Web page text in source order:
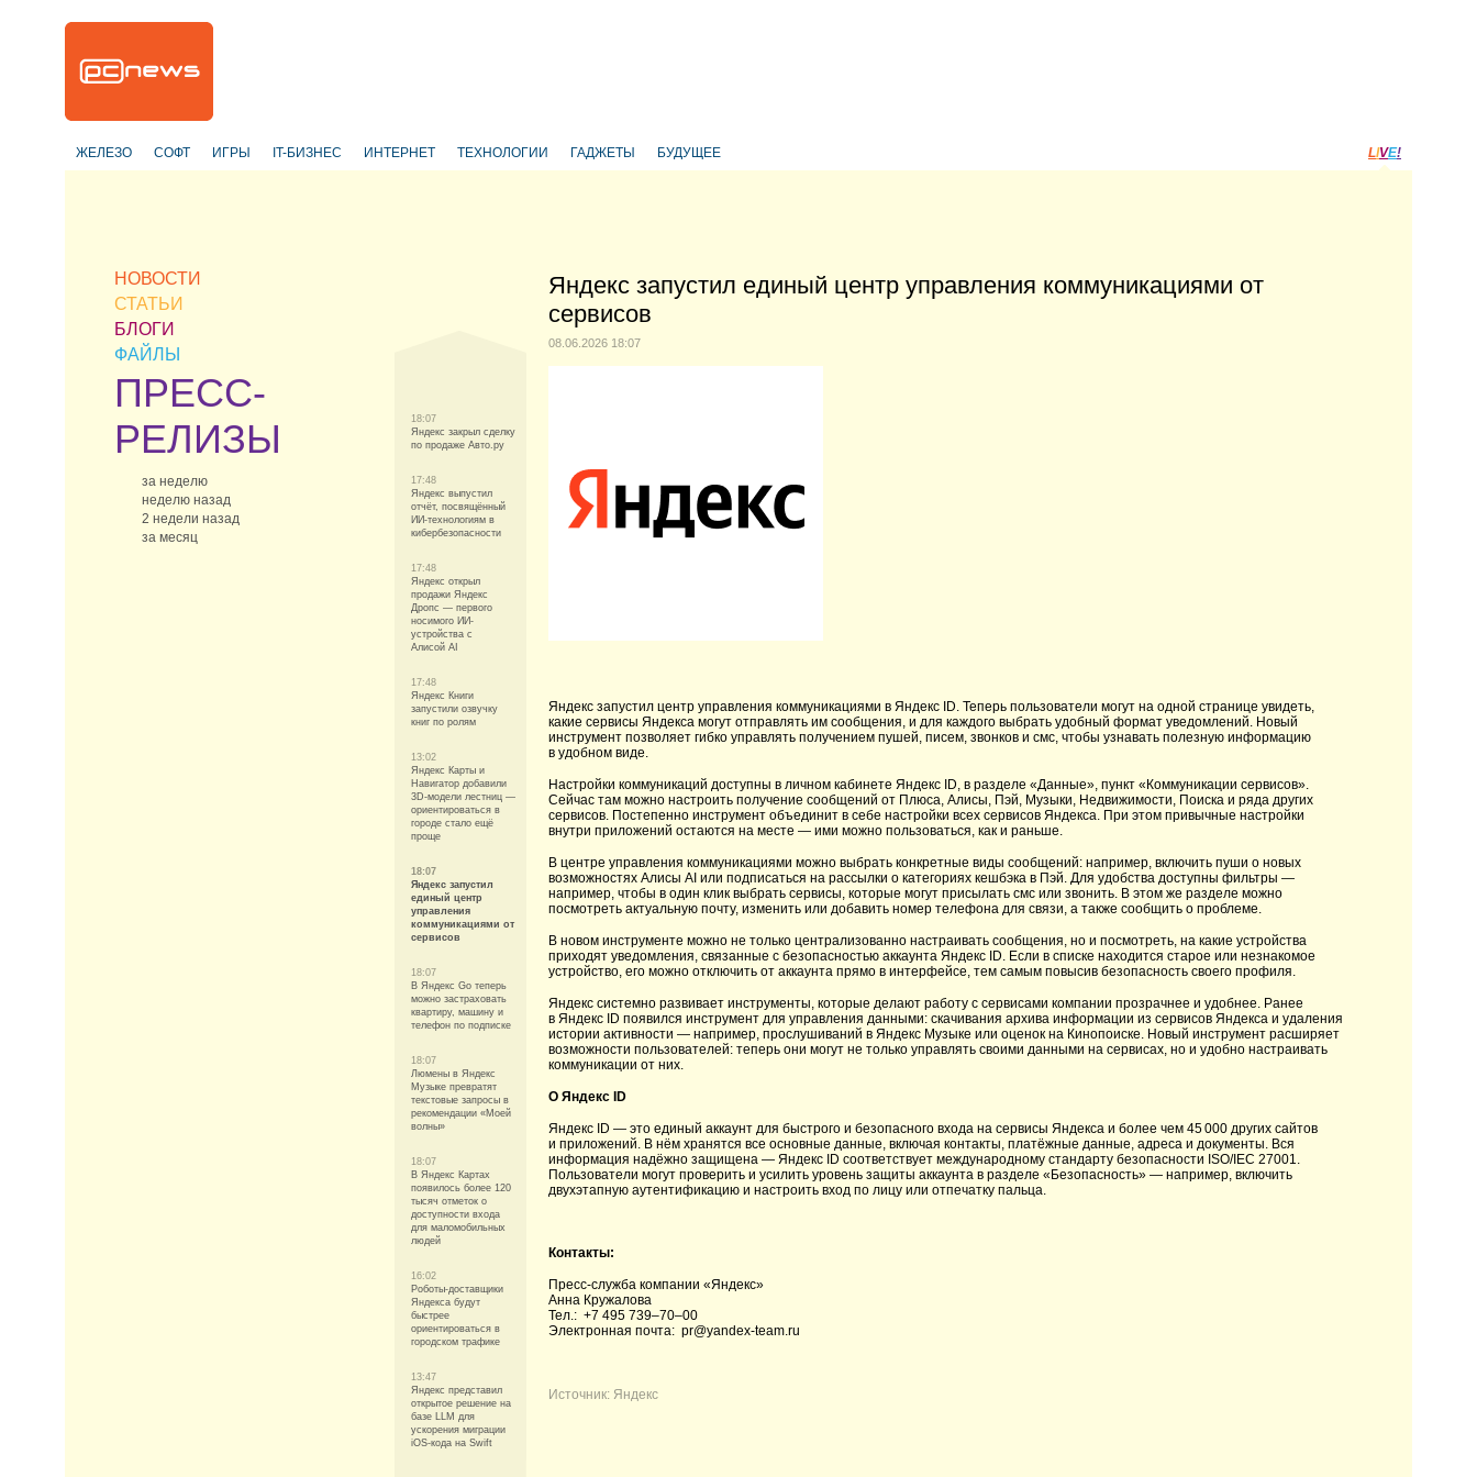
ЖЕЛЕЗО СОФТ ИГРЫ IT-БИЗНЕС ИНТЕРНЕТ ТЕХНОЛОГИИ ГАДЖЕТЫ БУДУЩЕЕ LIVE!
НОВОСТИ
СТАТЬИ
БЛОГИ
ФАЙЛЫ
ПРЕСС-
РЕЛИЗЫ
за неделю
неделю назад
2 недели назад
за месяц
18:07
Яндекс закрыл сделку
по продаже Авто.ру
17:48
Яндекс выпустил
отчёт, посвящённый
ИИ-технологиям в
кибербезопасности
17:48
Яндекс открыл
продажи Яндекс
Дропс — первого
носимого ИИ-
устройства с
Алисой AI
17:48
Яндекс Книги
запустили озвучку
книг по ролям
13:02
Яндекс Карты и
Навигатор добавили
3D-модели лестниц —
ориентироваться в
городе стало ещё
проще
18:07
Яндекс запустил
единый центр
управления
коммуникациями от
сервисов
18:07
В Яндекс Go теперь
можно застраховать
квартиру, машину и
телефон по подписке
18:07
Люмены в Яндекс
Музыке превратят
текстовые запросы в
рекомендации «Моей
волны»
18:07
В Яндекс Картах
появилось более 120
тысяч отметок о
доступности входа
для маломобильных
людей
16:02
Роботы-доставщики
Яндекса будут
быстрее
ориентироваться в
городском трафике
13:47
Яндекс представил
открытое решение на
базе LLM для
ускорения миграции
iOS-кода на Swift
Яндекс запустил единый центр управления коммуникациями от
сервисов
08.06.2026 18:07
Яндекс запустил центр управления коммуникациями в Яндекс ID. Теперь пользователи могут на одной странице увидеть,
какие сервисы Яндекса могут отправлять им сообщения, и для каждого выбрать удобный формат уведомлений. Новый
инструмент позволяет гибко управлять получением пушей, писем, звонков и смс, чтобы узнавать полезную информацию
в удобном виде.
Настройки коммуникаций доступны в личном кабинете Яндекс ID, в разделе «Данные», пункт «Коммуникации сервисов».
Сейчас там можно настроить получение сообщений от Плюса, Алисы, Пэй, Музыки, Недвижимости, Поиска и ряда других
сервисов. Постепенно инструмент объединит в себе настройки всех сервисов Яндекса. При этом привычные настройки
внутри приложений остаются на месте — ими можно пользоваться, как и раньше.
В центре управления коммуникациями можно выбрать конкретные виды сообщений: например, включить пуши о новых
возможностях Алисы AI или подписаться на рассылки о категориях кешбэка в Пэй. Для удобства доступны фильтры —
например, чтобы в один клик выбрать сервисы, которые могут присылать смс или звонить. В этом же разделе можно
посмотреть актуальную почту, изменить или добавить номер телефона для связи, а также сообщить о проблеме.
В новом инструменте можно не только централизованно настраивать сообщения, но и посмотреть, на какие устройства
приходят уведомления, связанные с безопасностью аккаунта Яндекс ID. Если в списке находится старое или незнакомое
устройство, его можно отключить от аккаунта прямо в интерфейсе, тем самым повысив безопасность своего профиля.
Яндекс системно развивает инструменты, которые делают работу с сервисами компании прозрачнее и удобнее. Ранее
в Яндекс ID появился инструмент для управления данными: скачивания архива информации из сервисов Яндекса и удаления
истории активности — например, прослушиваний в Яндекс Музыке или оценок на Кинопоиске. Новый инструмент расширяет
возможности пользователей: теперь они могут не только управлять своими данными на сервисах, но и удобно настраивать
коммуникации от них.
О Яндекс ID
Яндекс ID — это единый аккаунт для быстрого и безопасного входа на сервисы Яндекса и более чем 45 000 других сайтов
и приложений. В нём хранятся все основные данные, включая контакты, платёжные данные, адреса и документы. Вся
информация надёжно защищена — Яндекс ID соответствует международному стандарту безопасности ISO/IEC 27001.
Пользователи могут проверить и усилить уровень защиты аккаунта в разделе «Безопасность» — например, включить
двухэтапную аутентификацию и настроить вход по лицу или отпечатку пальца.
Контакты:
Пресс-служба компании «Яндекс»
Анна Кружалова
Тел.: +7 495 739–70–00
Электронная почта: pr@yandex-team.ru
Источник: Яндекс